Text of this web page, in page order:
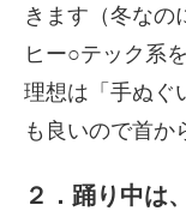
きます（冬なの
ヒー○テック系
理想は「手ぬぐ
も良いので首か
２．踊り中は